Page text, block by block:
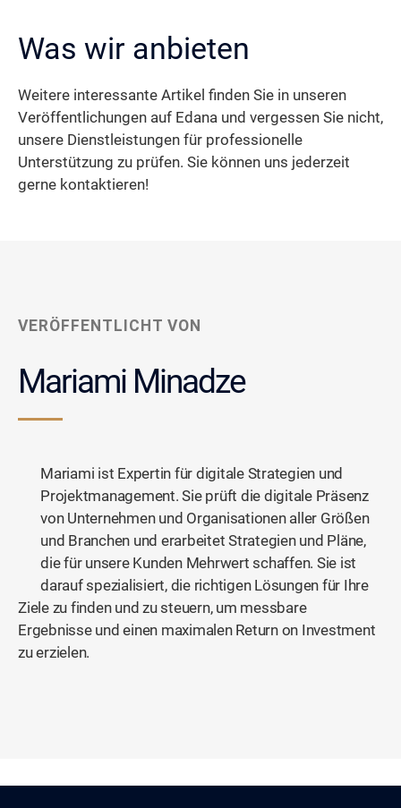
Was wir anbieten
Weitere interessante Artikel finden Sie in unseren
Veröffentlichungen auf Edana und vergessen Sie nicht,
unsere Dienstleistungen für professionelle
Unterstützung zu prüfen. Sie können uns jederzeit
gerne kontaktieren!
VERÖFFENTLICHT VON
Mariami Minadze
Mariami ist Expertin für digitale Strategien und
Projektmanagement. Sie prüft die digitale Präsenz
von Unternehmen und Organisationen aller Größen
und Branchen und erarbeitet Strategien und Pläne,
die für unsere Kunden Mehrwert schaffen. Sie ist
darauf spezialisiert, die richtigen Lösungen für Ihre
Ziele zu finden und zu steuern, um messbare
Ergebnisse und einen maximalen Return on Investment
zu erzielen.